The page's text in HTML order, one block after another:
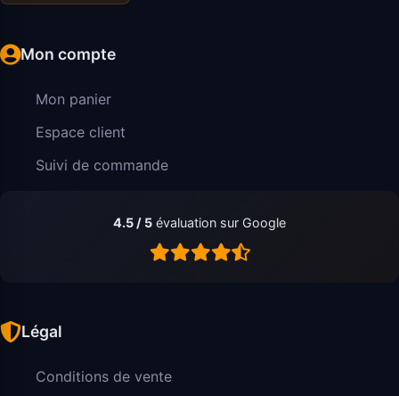
Mon compte
Mon panier
Espace client
Suivi de commande
4.5 / 5 évaluation sur Google
Légal
Conditions de vente